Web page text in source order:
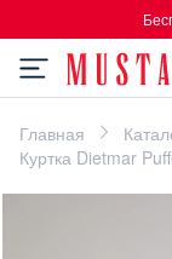
Главная
Куртка Dietmar